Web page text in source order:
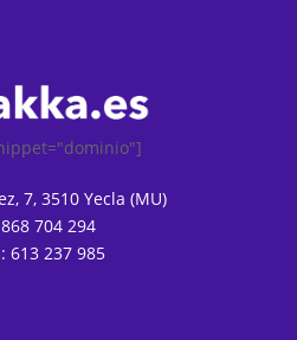
7, 3510 Yecla (MU)
704 294
613 237 985